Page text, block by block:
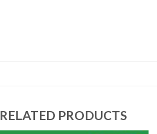
RELATED PRODUCTS